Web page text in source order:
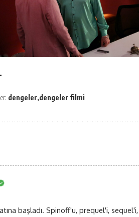
dengeler dengeler filmi
başladı. Spinoff'u, prequel'i,